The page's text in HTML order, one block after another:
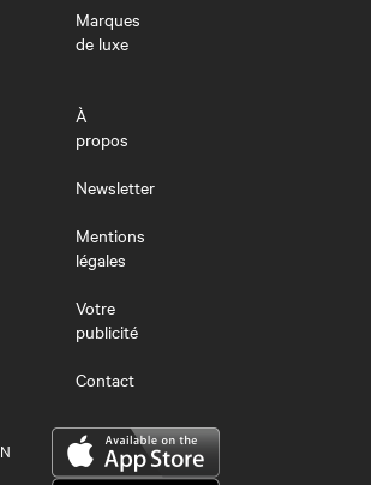
Marques
de luxe
À
propos
Newsletter
Mentions
légales
Votre
publicité
Contact